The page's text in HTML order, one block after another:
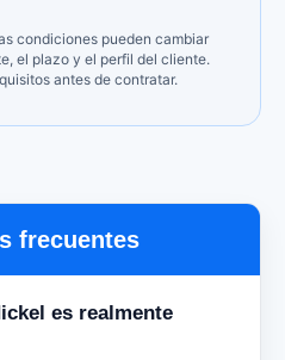
condiciones pueden cambiar
el plazo y el perfil del cliente.
antes de contratar.
frecuentes
es realmente